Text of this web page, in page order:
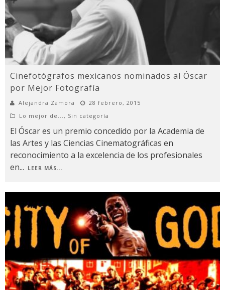
Cinefotógrafos mexicanos nominados al Óscar
por Mejor Fotografía
Alejandra Zamora
28 febrero, 2015
Lo mejor de... , Sin categoría
El Óscar es un premio concedido por la Academia de
las Artes y las Ciencias Cinematográficas en
reconocimiento a la excelencia de los profesionales
en... LEER MÁS...